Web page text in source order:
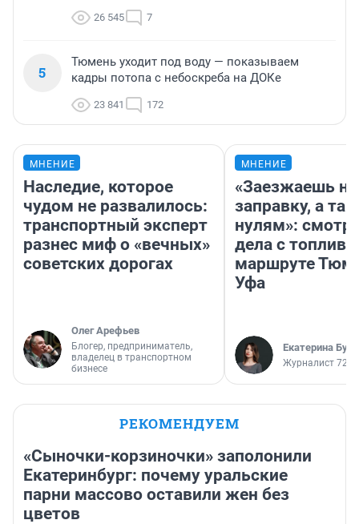
26 545 7
5
Тюмень уходит под воду — показываем
кадры потопа с небоскреба на ДОКе
23 841 172
МНЕНИЕ
Наследие, которое
чудом не развалилось:
транспортный эксперт
разнес миф о «вечных»
советских дорогах
Олег Арефьев
Блогер, предприниматель,
владелец в транспортном
бизнесе
МНЕНИЕ
«Заезжаешь на
заправку, а
нулям»:
дела с
маршруте
Уфа
Екатерина
Журналист
РЕКОМЕНДУЕМ
«Сыночки-корзиночки» заполонили
Екатеринбург: почему уральские
парни массово оставили жен без
цветов